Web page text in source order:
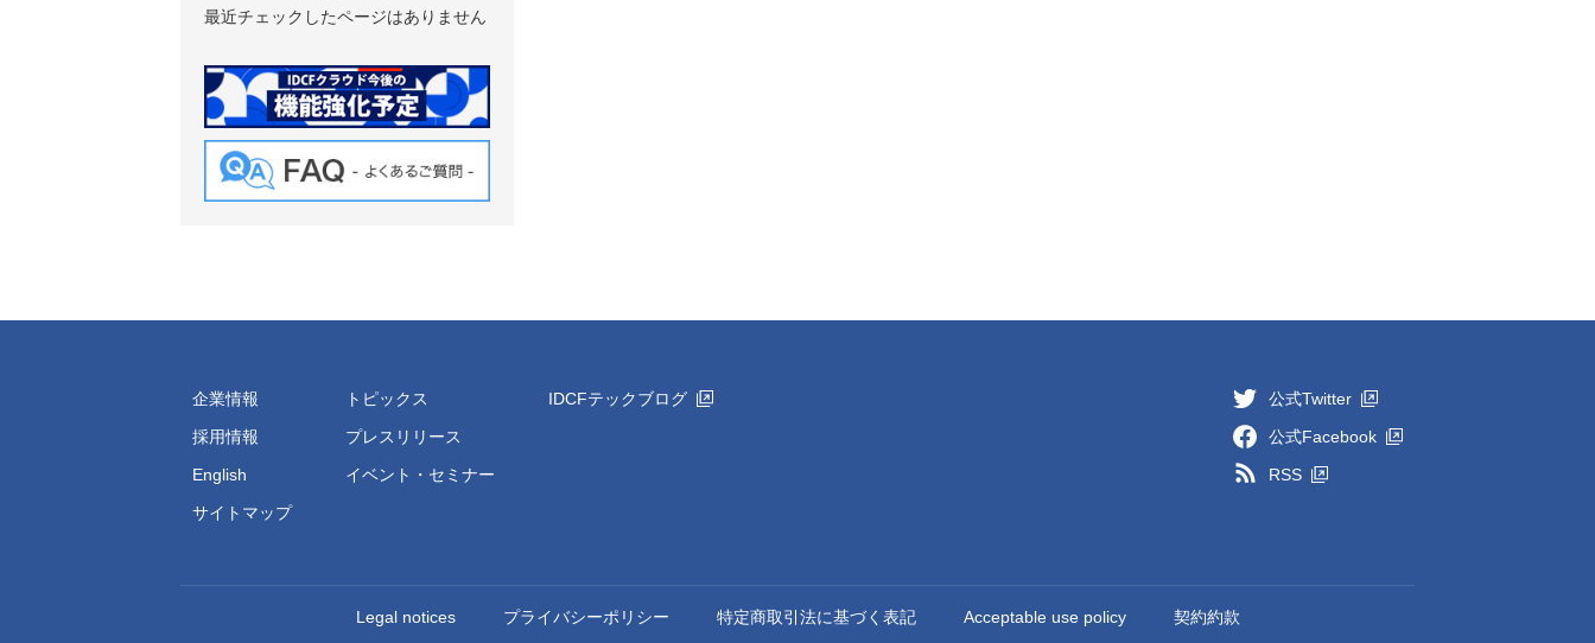
最近チェックしたページはありません
企業情報
採用情報
English
サイトマップ
トピックス
プレスリリース
イベント・セミナー
IDCFテックブログ
公式Twitter
公式Facebook
RSS
Legal notices プライバシーポリシー 特定商取引法に基づく表記 Acceptable use policy 契約約款